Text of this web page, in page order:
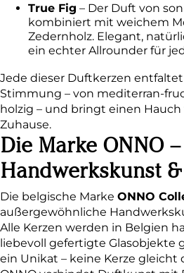
True Fig – Der Duft von
kombiniert mit weichem
Zedernholz. Elegant,
ein echter Allrounder für
Jede dieser Duftkerzen
Stimmung – von mediterran-
holzig – und bringt einen
Zuhause.
Die Marke ONNO –
Handwerkskunst
Die belgische Marke ONNO
außergewöhnliche
Alle Kerzen werden in Belgien
liebevoll gefertigte Glasobjekte
ein Unikat – keine Kerze gleicht